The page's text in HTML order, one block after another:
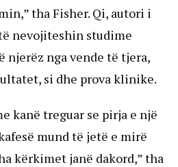
tha Fisher. Qi, autori i
nevojiteshin studime
njerëz nga vende të tjera,
si dhe prova klinike.
kanë treguar se pirja e një
mund të jetë e mirë
kërkimet janë dakord,” tha